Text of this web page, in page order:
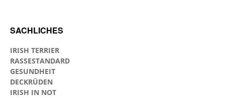
SACHLICHES
IRISH TERRIER
RASSESTANDARD
GESUNDHEIT
DECKRÜDEN
IRISH IN NOT